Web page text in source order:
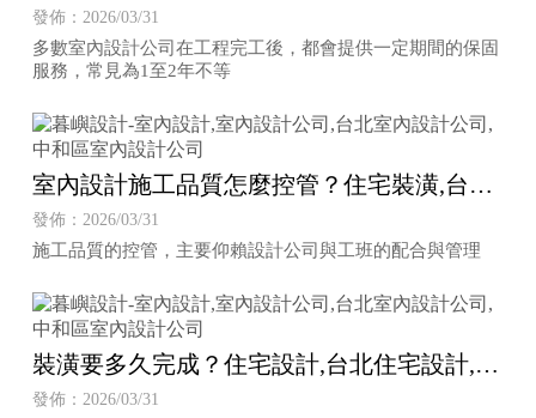
變,中和區預售屋客變
發佈：2026/03/31
多數室內設計公司在工程完工後，都會提供一定期間的保固
服務，常見為1至2年不等
室內設計施工品質怎麼控管？住宅裝潢,台北
住宅裝潢,中和區住宅裝潢
發佈：2026/03/31
施工品質的控管，主要仰賴設計公司與工班的配合與管理
裝潢要多久完成？住宅設計,台北住宅設計,中
和區住宅設計
發佈：2026/03/31